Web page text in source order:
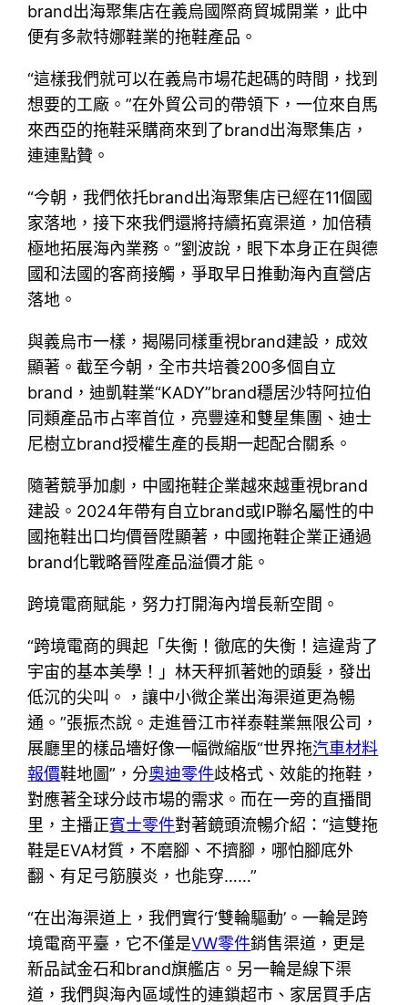
brand出海聚集店在義烏國際商貿城開業，此中
便有多款特娜鞋業的拖鞋產品。
“這樣我們就可以在義烏市場花起碼的時間，找到
想要的工廠。”在外貿公司的帶領下，一位來自馬
來西亞的拖鞋采購商來到了brand出海聚集店，
連連點贊。
“今朝，我們依托brand出海聚集店已經在11個國
家落地，接下來我們還將持續拓寬渠道，加倍積
極地拓展海內業務。”劉波說，眼下本身正在與德
國和法國的客商接觸，爭取早日推動海內直營店
落地。
與義烏市一樣，揭陽同樣重視brand建設，成效
顯著。截至今朝，全市共培養200多個自立
brand，迪凱鞋業“KADY”brand穩居沙特阿拉伯
同類產品市占率首位，亮豐達和雙星集團、迪士
尼樹立brand授權生產的長期一起配合關系。
隨著競爭加劇，中國拖鞋企業越來越重視brand
建設。2024年帶有自立brand或IP聯名屬性的中
國拖鞋出口均價晉陞顯著，中國拖鞋企業正通過
brand化戰略晉陞產品溢價才能。
跨境電商賦能，努力打開海內增長新空間。
“跨境電商的興起「失衡！徹底的失衡！這違背了
宇宙的基本美學！」林天秤抓著她的頭髮，發出
低沉的尖叫。，讓中小微企業出海渠道更為暢
通。”張振杰說。走進晉江市祥泰鞋業無限公司，
展廳里的樣品墻好像一幅微縮版“世界拖汽車材料
報價鞋地圖”，分奧迪零件歧格式、效能的拖鞋，
對應著全球分歧市場的需求。而在一旁的直播間
里，主播正賓士零件對著鏡頭流暢介紹：“這雙拖
鞋是EVA材質，不磨腳、不擠腳，哪怕腳底外
翻、有足弓筋膜炎，也能穿……”
“在出海渠道上，我們實行‘雙輪驅動’。一輪是跨
境電商平臺，它不僅是VW零件銷售渠道，更是
新品試金石和brand旗艦店。另一輪是線下渠
道，我們與海內區域性的連鎖超市、家居買手店